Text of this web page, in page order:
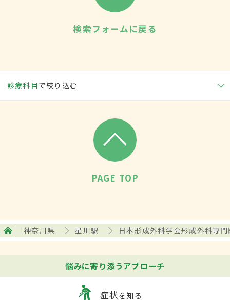
検索フォームに戻る
診療科目で絞り込む
PAGE TOP
神奈川県 星川駅 日本形成外科学会形成外科専門
悩みに寄り添うアプローチ
症状を知る